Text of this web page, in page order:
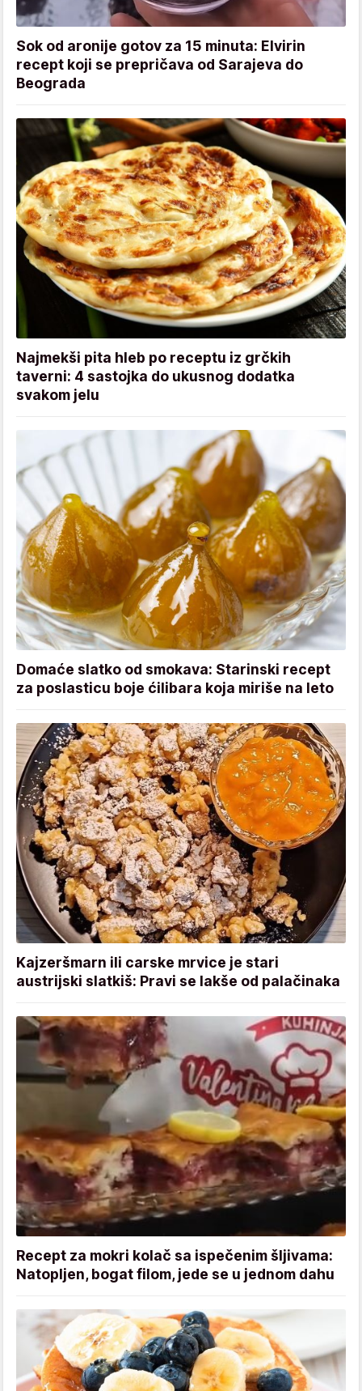
Sok od aronije gotov za 15 minuta: Elvirin
recept koji se prepričava od Sarajeva do
Beograda
Najmekši pita hleb po receptu iz grčkih
taverni: 4 sastojka do ukusnog dodatka
svakom jelu
Domaće slatko od smokava: Starinski recept
za poslasticu boje ćilibara koja miriše na leto
Kajzeršmarn ili carske mrvice je stari
austrijski slatkiš: Pravi se lakše od palačinaka
Recept za mokri kolač sa ispečenim šljivama:
Natopljen, bogat filom, jede se u jednom dahu